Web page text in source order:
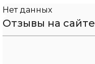
Нет данных
Отзывы на сайте